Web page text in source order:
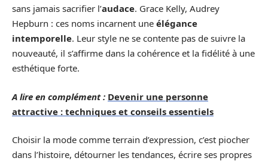
sans jamais sacrifier l’audace. Grace Kelly, Audrey
Hepburn : ces noms incarnent une élégance
intemporelle. Leur style ne se contente pas de suivre la
nouveauté, il s’affirme dans la cohérence et la fidélité à une
esthétique forte.
A lire en complément : Devenir une personne
attractive : techniques et conseils essentiels
Choisir la mode comme terrain d’expression, c’est piocher
dans l’histoire, détourner les tendances, écrire ses propres